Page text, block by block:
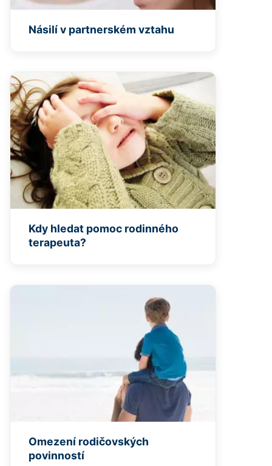
Násilí v partnerském vztahu
Kdy hledat pomoc rodinného
terapeuta?
Omezení rodičovských
povinností